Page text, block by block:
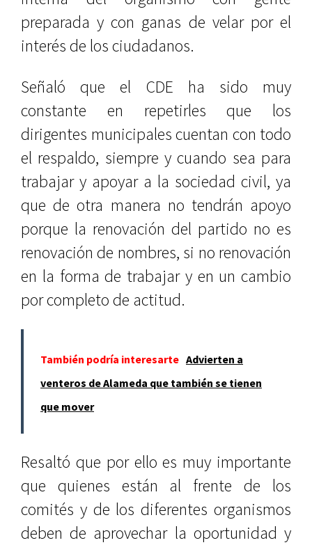
preparada y con ganas de velar por el
interés de los ciudadanos.
Señaló que el CDE ha sido muy
constante en repetirles que los
dirigentes municipales cuentan con todo
el respaldo, siempre y cuando sea para
trabajar y apoyar a la sociedad civil, ya
que de otra manera no tendrán apoyo
porque la renovación del partido no es
renovación de nombres, si no renovación
en la forma de trabajar y en un cambio
por completo de actitud.
También podría interesarte Advierten a
venteros de Alameda que también se tienen
que mover
Resaltó que por ello es muy importante
que quienes están al frente de los
comités y de los diferentes organismos
deben de aprovechar la oportunidad y